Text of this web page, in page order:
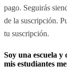
pago. Seguirás
de la suscripción.
tu suscripción.
Soy una escuela
mis estudiantes